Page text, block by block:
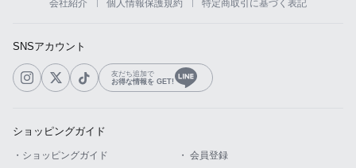
会社紹介 個人情報保護規約 特定商取引に基づく表記
SNSアカウント
友だち追加で
お得な情報を GET!
ショッピングガイド
・ショッピングガイド ・ 会員登録